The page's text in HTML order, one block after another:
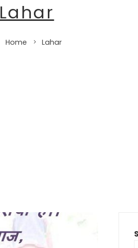
Lahar
Home Lahar